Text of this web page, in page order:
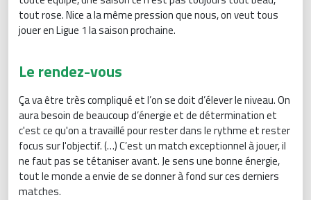
tout rose. Nice a la même pression que nous, on veut tous
jouer en Ligue 1 la saison prochaine.
Le rendez-vous
Ça va être très compliqué et l’on se doit d’élever le niveau. On
aura besoin de beaucoup d’énergie et de détermination et
c'est ce qu'on a travaillé pour rester dans le rythme et rester
focus sur l'objectif. (…) C’est un match exceptionnel à jouer, il
ne faut pas se tétaniser avant. Je sens une bonne énergie,
tout le monde a envie de se donner à fond sur ces derniers
matches.